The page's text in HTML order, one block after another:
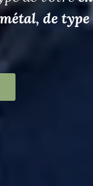
Couvreur-
travail de